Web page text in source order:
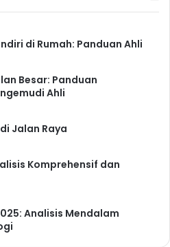
pada kesehatan fisik dan
seperti meditasi, yoga, atau
tingkat stres.
hobi dan aktivitas
ini dapat membantu Anda
stres.
yang Positif
hubungan sosial yang
di Rumah: Panduan Ahli
Besar: Panduan
Ahli
Jalan Raya
Komprehensif dan
Analisis Mendalam